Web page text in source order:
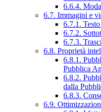
6.6.4.
6.7. Immagini e
6.7.1.
6.7.2.
6.7.3.
6.8. Proprietà
6.8.1.
Pubblica
6.8.2.
dalla
6.8.3.
6.9.